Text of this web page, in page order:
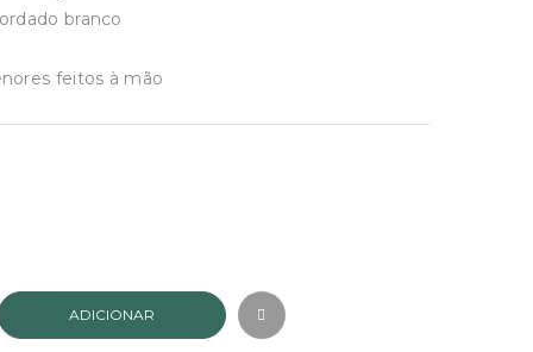
branco
feitos à mão
ADICIONAR